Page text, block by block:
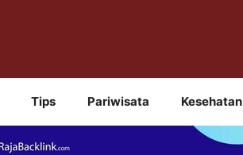
Tips Pariwisata Kesehatan